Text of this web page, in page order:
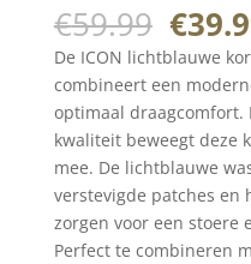
gebaseerd
waardering
€59.99
prijs
was:
€
De ICON lichtblauwe
combineert een
optimaal draagcomfort.
kwaliteit beweegt deze
mee. De lichtblauwe
verstevigde patches en
zorgen voor een stoere
Perfect te combineren